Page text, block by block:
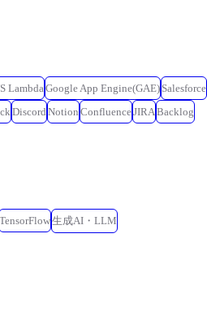
Lambda Google App Engine(GAE) Salesforce
Discord Notion ConfluenceJIRA Backlog
TensorFlow生成AI・LLM